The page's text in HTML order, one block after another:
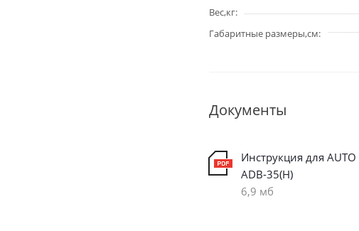
Вес,кг
Габаритные размеры,см
Документы
Инструкция для AUTO
ADB-35(H)
6,9 мб